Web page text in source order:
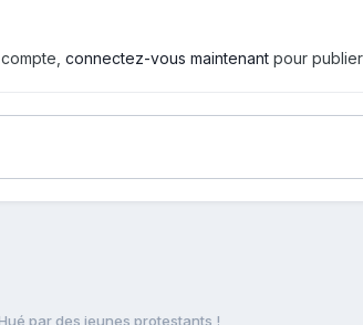
connectez-vous maintenant pour
par des jeunes protestants !